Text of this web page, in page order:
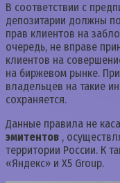
В соответствии с
депозитарии должны
прав клиентов на
очередь, не вправе
клиентов на
на биржевом рынке.
владельцев на такие
сохраняется.
Данные правила не
эмитентов ,
территории России. К
«Яндекс» и X5 Group.